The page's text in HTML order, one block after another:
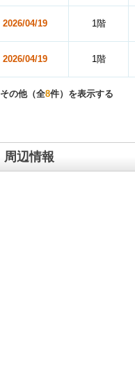
2026/04/19 1階
2026/04/19 1階
その他（全8件）を表示する
周辺情報